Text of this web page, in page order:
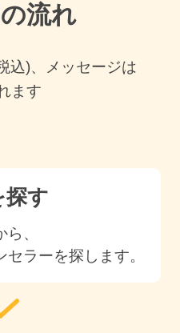
流れ
込)、メッセージは
ます
探す
、
ラーを探します。